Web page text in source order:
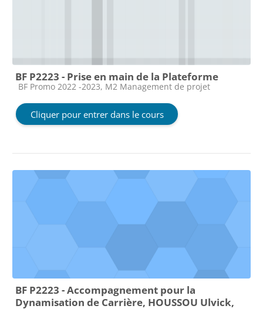
BF P2223 - Prise en main de la Plateforme
Catégorie de cours
BF Promo 2022 -2023, M2 Management de projet
Cliquer pour entrer dans le cours
BF P2223 - Accompagnement pour la
Dynamisation de Carrière, HOUSSOU Ulvick,